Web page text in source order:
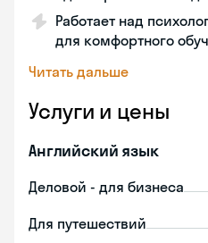
Работает над
для комфортного
Читать дальше
Услуги и цены
Английский язык
Деловой - для бизнеса
Для путешествий